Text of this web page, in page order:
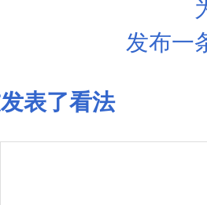
发布一
表了看法